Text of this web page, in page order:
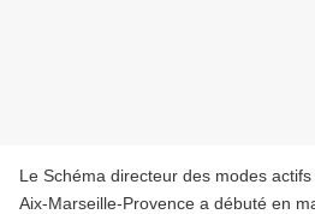
Le Schéma directeur des modes
Aix-Marseille-Provence a débuté en